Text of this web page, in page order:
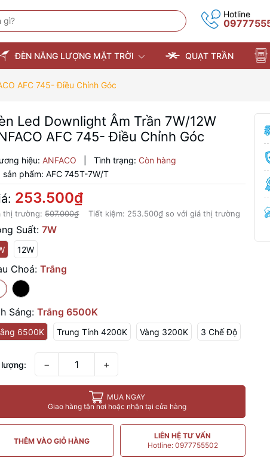
Hotline
ĐÈN NĂNG LƯỢNG MẶT TRỜI QUẠT TRẦN
AFC 745- Điều Chỉnh Góc
Led Downlight Âm Trần 7W/12W
AFC 745- Điều Chỉnh Góc
hiệu: ANFACO Tình trạng: Còn hàng
sản phẩm:AFC 745T-7W/T
253.500₫
thị trường:507.000₫ Tiết kiệm: 253.500₫ so với giá thị trường
Suất:7W
12W
Choá:Trắng
Sáng:Trắng 6500K
6500K Trung Tính 4200K Vàng 3200K 3 Chế Độ
lượng: − +
MUA NGAY
Giao hàng tận nơi hoặc nhận tại cửa hàng
THÊM VÀO GIỎ HÀNG
LIÊN HỆ TƯ VẤN
Hotline: 0977755502